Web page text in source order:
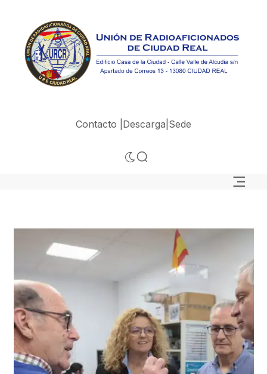
Contacto | Descarga| Sede